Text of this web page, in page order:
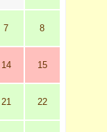
7 8
14 15
21 22